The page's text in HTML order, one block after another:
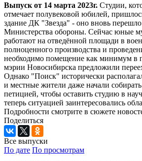
Выпуск от 14 марта 2023г. Студии,
отмечает полувековой юбилей,
здание ДК "Звезда" - оно вновь перешло
Министерства обороны. Сейчас юные
работают на отведённой площади в
полноценного производства и
необходимо помещение как минимум в
мэрии Новосибирска предложили
Однако "Поиск" исторически
и местные жители даже начали
петицией, чтобы оставить студию в
теперь ситуацией заинтересовались
Подробности смотрите в сюжете
Поделиться
Все выпуски
По дате По просмотрам